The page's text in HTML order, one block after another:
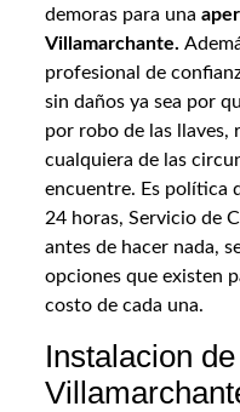
demoras para una
Villamarchante.
profesional de
sin daños ya sea por
por robo de las llaves,
cualquiera de las
encuentre. Es política
24 horas, Servicio de
antes de hacer nada,
opciones que existen
costo de cada una.
Instalacion